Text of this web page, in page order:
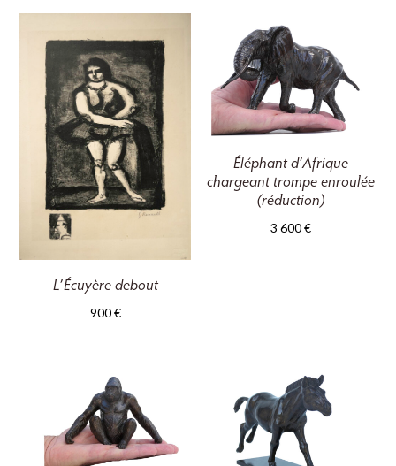
L’Écuyère debout
900€
Éléphant d’Afrique
chargeant trompe enroulée
(réduction)
3 600€